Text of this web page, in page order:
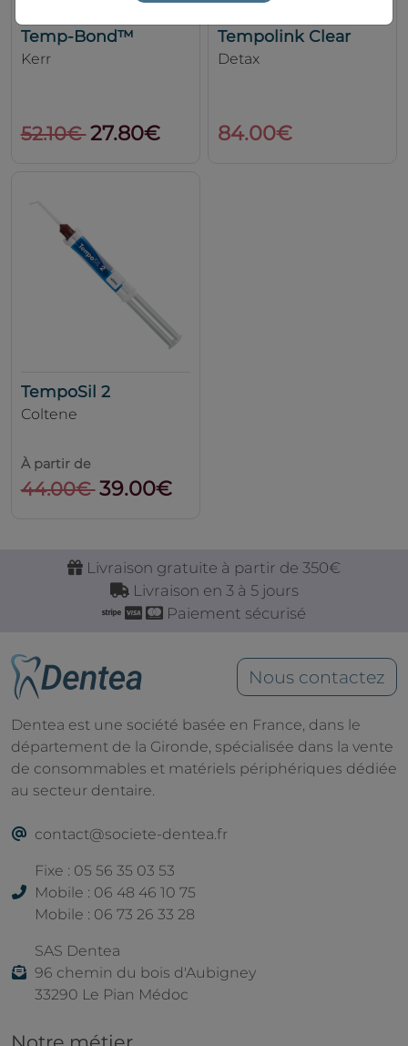
Temp-Bond™
Kerr
52.10€27.80€
Tempolink Clear
Detax
84.00€
TempoSil 2
Coltene
À partir de
44.00€39.00€
Livraison gratuite à partir de 350€
Livraison en 3 à 5 jours
Paiement sécurisé
Nous contactez
Dentea est une société basée en France, dans le
département de la Gironde, spécialisée dans la vente
de consommables et matériels périphériques dédiée
au secteur dentaire.
contact@societe-dentea.fr
Fixe : 05 56 35 03 53
Mobile : 06 48 46 10 75
Mobile : 06 73 26 33 28
SAS Dentea
96 chemin du bois d'Aubigney
33290 Le Pian Médoc